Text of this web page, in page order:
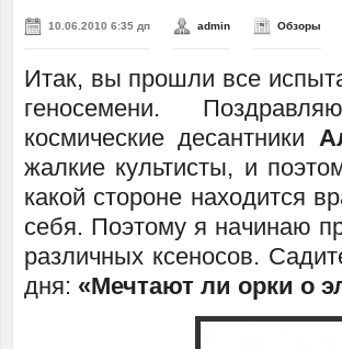
10.06.2010 6:35 дп admin Обзоры
Итак, вы прошли все
геносемени.
космические десантники
жалкие культисты, и
какой стороне находится
себя. Поэтому я начинаю
различных ксеносов.
дня: «Мечтают ли орки о